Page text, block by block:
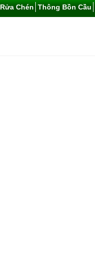
Chén Thông Bồn Cầu